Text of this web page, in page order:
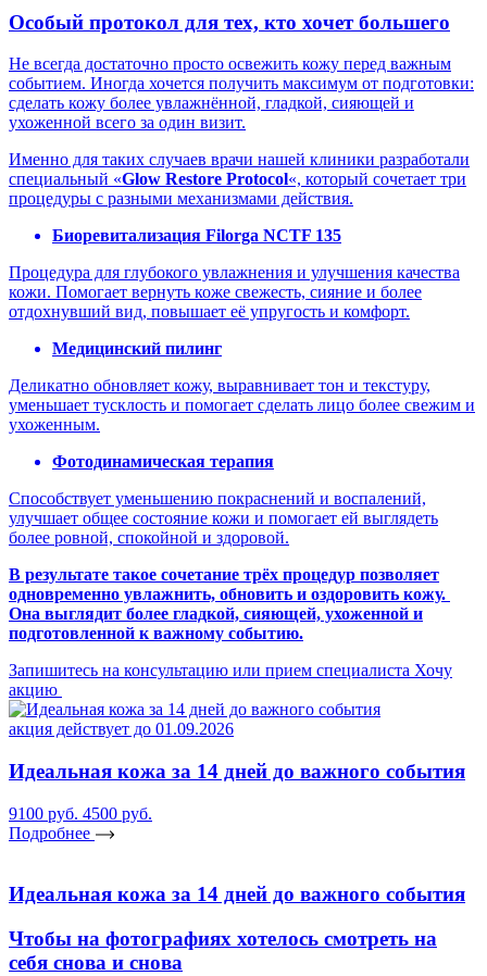
Особый протокол для тех, кто хочет большего
Не всегда достаточно просто освежить кожу перед важным
событием. Иногда хочется получить максимум от подготовки:
сделать кожу более увлажнённой, гладкой, сияющей и
ухоженной всего за один визит.
Именно для таких случаев врачи нашей клиники разработали
специальный «Glow Restore Protocol«, который сочетает три
процедуры с разными механизмами действия.
Биоревитализация Filorga NCTF 135
Процедура для глубокого увлажнения и улучшения качества
кожи. Помогает вернуть коже свежесть, сияние и более
отдохнувший вид, повышает её упругость и комфорт.
Медицинский пилинг
Деликатно обновляет кожу, выравнивает тон и текстуру,
уменьшает тусклость и помогает сделать лицо более свежим и
ухоженным.
Фотодинамическая терапия
Способствует уменьшению покраснений и воспалений,
улучшает общее состояние кожи и помогает ей выглядеть
более ровной, спокойной и здоровой.
В результате такое сочетание трёх процедур позволяет
одновременно увлажнить, обновить и оздоровить кожу.
Она выглядит более гладкой, сияющей, ухоженной и
подготовленной к важному событию.
Запишитесь на консультацию или прием специалиста Хочу
акцию
акция действует до 01.09.2026
Идеальная кожа за 14 дней до важного события
9100 руб. 4500 руб.
Подробнее
Идеальная кожа за 14 дней до важного события
Чтобы на фотографиях хотелось смотреть на
себя снова и снова